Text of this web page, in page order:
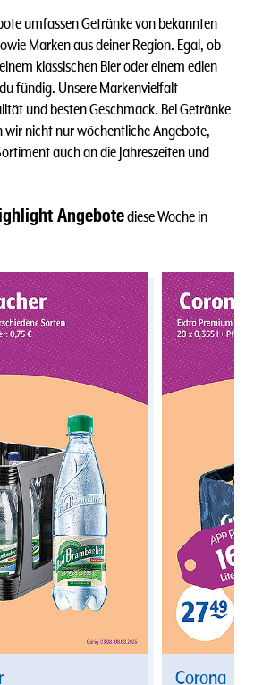
umfassen Getränke von bekannten
Marken aus deiner Region. Egal, ob
klassischen Bier oder einem edlen
fündig. Unsere Markenvielfalt
und besten Geschmack. Bei Getränke
nicht nur wöchentliche Angebote,
auch an die Jahreszeiten und
Angebotediese Woche in
Corona